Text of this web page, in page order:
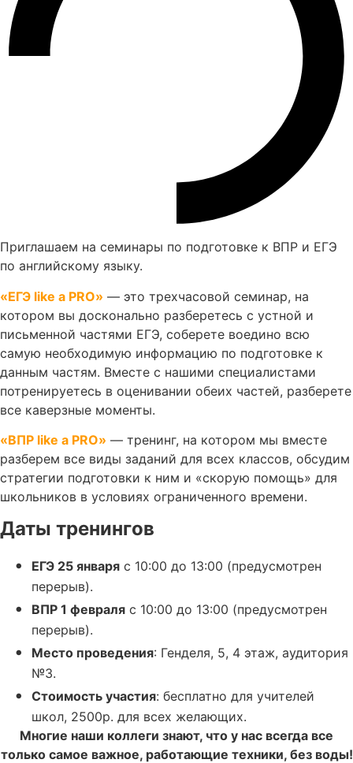
Приглашаем на семинары по подготовке к ВПР и ЕГЭ
по английскому языку.
«ЕГЭ like a PRO» — это трехчасовой семинар, на
котором вы досконально разберетесь с устной и
письменной частями ЕГЭ, соберете воедино всю
самую необходимую информацию по подготовке к
данным частям. Вместе с нашими специалистами
потренируетесь в оценивании обеих частей, разберете
все каверзные моменты.
«ВПР like a PRO» — тренинг, на котором мы вместе
разберем все виды заданий для всех классов, обсудим
стратегии подготовки к ним и «скорую помощь» для
школьников в условиях ограниченного времени.
Даты тренингов
ЕГЭ 25 января с 10:00 до 13:00 (предусмотрен
перерыв).
ВПР 1 февраля с 10:00 до 13:00 (предусмотрен
перерыв).
Место проведения: Генделя, 5, 4 этаж, аудитория
№3.
Стоимость участия: бесплатно для учителей
школ, 2500р. для всех желающих.
Многие наши коллеги знают, что у нас всегда все
только самое важное, работающие техники, без воды!